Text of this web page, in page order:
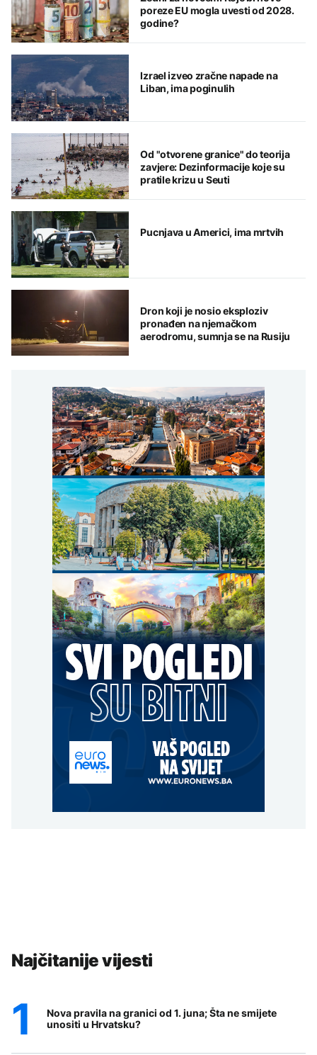
poreze EU mogla uvesti od 2028.
godine?
Izrael izveo zračne napade na
Liban, ima poginulih
Od "otvorene granice" do teorija
zavjere: Dezinformacije koje su
pratile krizu u Seuti
Pucnjava u Americi, ima mrtvih
Dron koji je nosio eksploziv
pronađen na njemačkom
aerodromu, sumnja se na Rusiju
Najčitanije vijesti
Nova pravila na granici od 1. juna; Šta ne smijete
unositi u Hrvatsku?